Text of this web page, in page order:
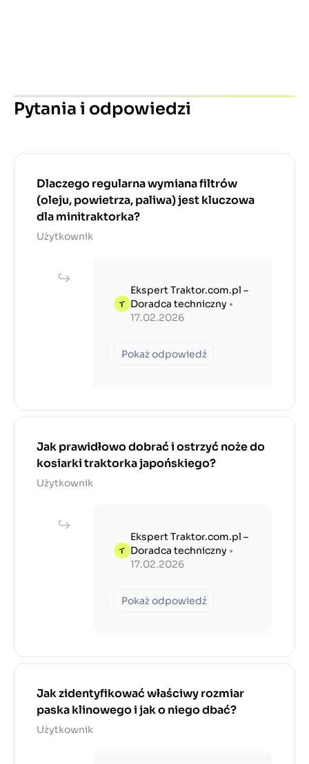
Pytania i odpowiedzi
Dlaczego regularna wymiana filtrów
(oleju, powietrza, paliwa) jest kluczowa
dla minitraktorka?
Użytkownik
Ekspert Traktor.com.pl –
Doradca techniczny •
17.02.2026
Pokaż odpowiedź
Jak prawidłowo dobrać i ostrzyć noże do
kosiarki traktorka japońskiego?
Użytkownik
Ekspert Traktor.com.pl –
Doradca techniczny •
17.02.2026
Pokaż odpowiedź
Jak zidentyfikować właściwy rozmiar
paska klinowego i jak o niego dbać?
Użytkownik